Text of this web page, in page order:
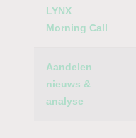
LYNX
Morning Call
Aandelen
nieuws &
analyse